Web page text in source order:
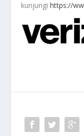
kunjungihttps://